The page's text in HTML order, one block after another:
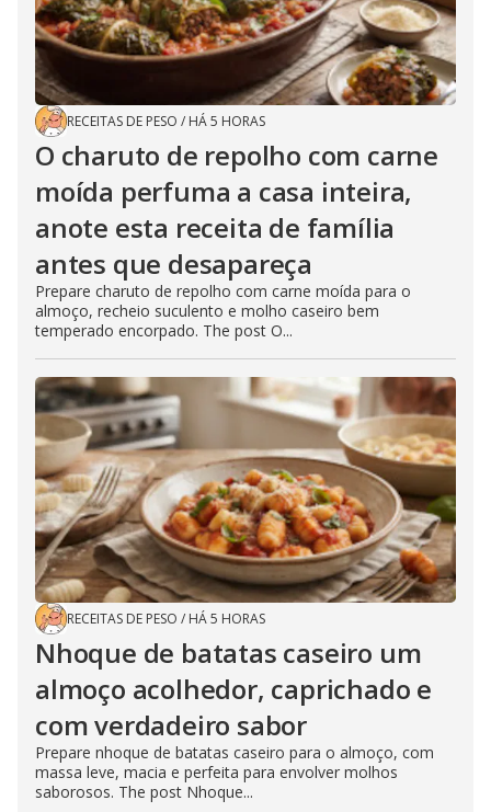
RECEITAS DE PESO / HÁ 5 HORAS
O charuto de repolho com carne
moída perfuma a casa inteira,
anote esta receita de família
antes que desapareça
Prepare charuto de repolho com carne moída para o
almoço, recheio suculento e molho caseiro bem
temperado encorpado. The post O...
RECEITAS DE PESO / HÁ 5 HORAS
Nhoque de batatas caseiro um
almoço acolhedor, caprichado e
com verdadeiro sabor
Prepare nhoque de batatas caseiro para o almoço, com
massa leve, macia e perfeita para envolver molhos
saborosos. The post Nhoque...